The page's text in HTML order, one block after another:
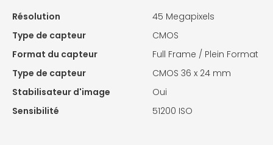
Résolution
45 Megapixels
Type de capteur
CMOS
Format du capteur
Full Frame / Plein Format
Type de capteur
CMOS 36 x 24 mm
Stabilisateur d'image
Oui
Sensibilité
51200 ISO